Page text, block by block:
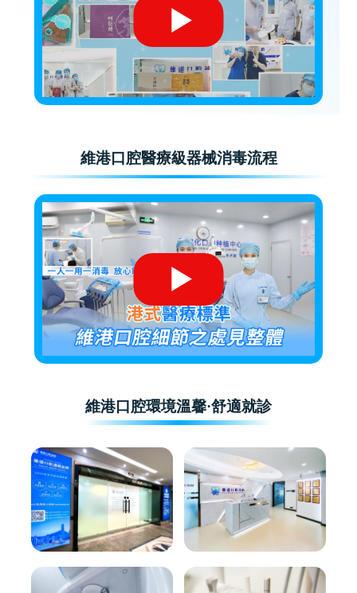
維港口腔醫療級器械消毒流程
維港口腔環境溫馨·舒適就診